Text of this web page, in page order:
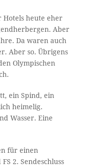
Hotels heute eher
Aber
Da waren auch
Aber so. Übrigens
Olympischen
ein Spind, ein
heimelig.
Wasser. Eine
für einen
2. Sendeschluss